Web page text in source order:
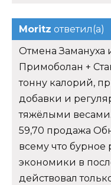
Moritz ответил(а)
Отмена Замануха
Примоболан +
тонну калорий,
добавки и
тяжёлыми
59,70 продажа
всему что
экономики в
действовал